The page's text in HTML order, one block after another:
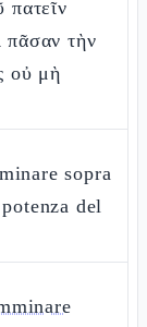
πατεῖν
πᾶσαν τὴν
οὐ μὴ
sopra
del